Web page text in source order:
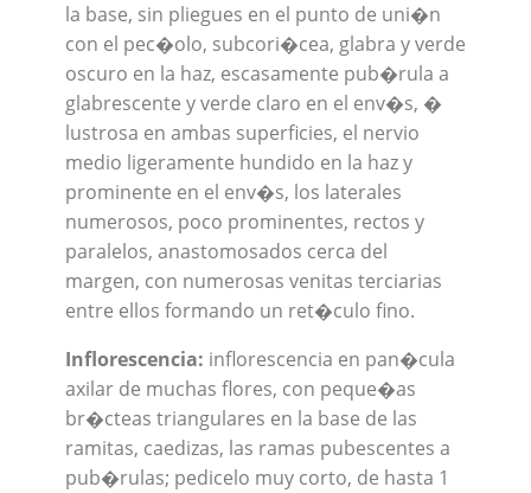
la base, sin pliegues en el punto de uni�n
con el pec�olo, subcori�cea, glabra y verde
oscuro en la haz, escasamente pub�rula a
glabrescente y verde claro en el env�s, �
lustrosa en ambas superficies, el nervio
medio ligeramente hundido en la haz y
prominente en el env�s, los laterales
numerosos, poco prominentes, rectos y
paralelos, anastomosados cerca del
margen, con numerosas venitas terciarias
entre ellos formando un ret�culo fino.
Inflorescencia: inflorescencia en pan�cula
axilar de muchas flores, con peque�as
br�cteas triangulares en la base de las
ramitas, caedizas, las ramas pubescentes a
pub�rulas; pedicelo muy corto, de hasta 1